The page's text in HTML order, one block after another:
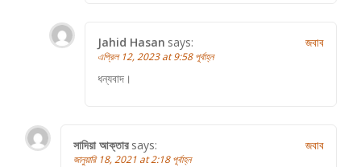
Jahid Hasan says:
এপ্রিল 12, 2023 at 9:58 পূর্বাহ্ন
ধন্যবাদ।
জবাব
সাদিয়া আক্তার says:
জানুয়ারি 18, 2021 at 2:18 পূর্বাহ্ন
জবাব